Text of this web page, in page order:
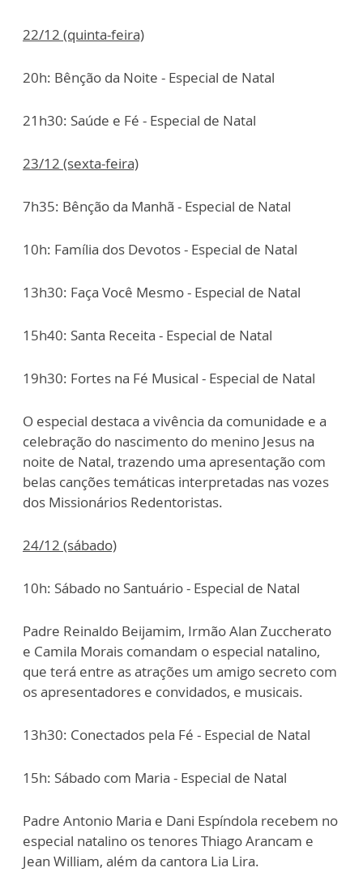
22/12 (quinta-feira)
20h: Bênção da Noite - Especial de Natal
21h30: Saúde e Fé - Especial de Natal
23/12 (sexta-feira)
7h35: Bênção da Manhã - Especial de Natal
10h: Família dos Devotos - Especial de Natal
13h30: Faça Você Mesmo - Especial de Natal
15h40: Santa Receita - Especial de Natal
19h30: Fortes na Fé Musical - Especial de Natal
O especial destaca a vivência da comunidade e a
celebração do nascimento do menino Jesus na
noite de Natal, trazendo uma apresentação com
belas canções temáticas interpretadas nas vozes
dos Missionários Redentoristas.
24/12 (sábado)
10h: Sábado no Santuário - Especial de Natal
Padre Reinaldo Beijamim, Irmão Alan Zuccherato
e Camila Morais comandam o especial natalino,
que terá entre as atrações um amigo secreto com
os apresentadores e convidados, e musicais.
13h30: Conectados pela Fé - Especial de Natal
15h: Sábado com Maria - Especial de Natal
Padre Antonio Maria e Dani Espíndola recebem no
especial natalino os tenores Thiago Arancam e
Jean William, além da cantora Lia Lira.